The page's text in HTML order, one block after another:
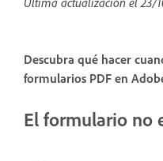
Descubra qué hacer
formularios PDF en
El formulario no